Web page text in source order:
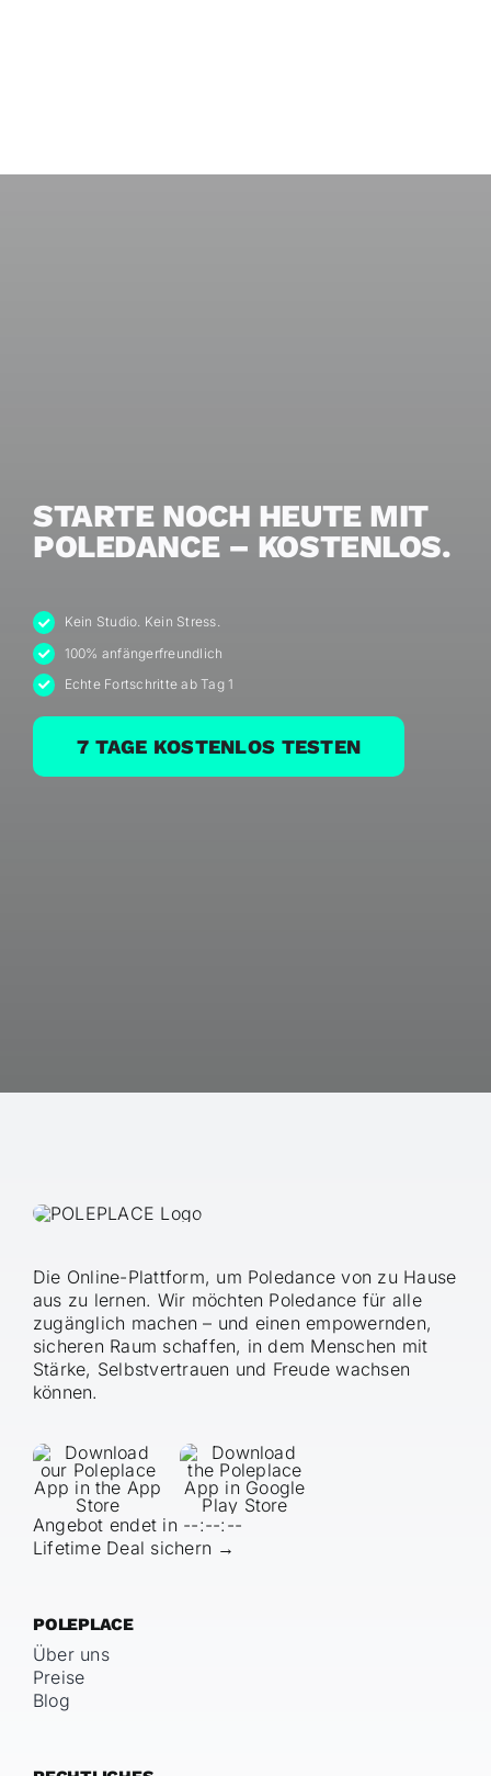
STARTE NOCH HEUTE MIT
POLEDANCE – KOSTENLOS.
Kein Studio. Kein Stress.
100% anfängerfreundlich
Echte Fortschritte ab Tag 1
7 TAGE KOSTENLOS TESTEN
Die Online-Plattform, um Poledance von zu Hause
aus zu lernen. Wir möchten Poledance für alle
zugänglich machen – und einen empowernden,
sicheren Raum schaffen, in dem Menschen mit
Stärke, Selbstvertrauen und Freude wachsen
können.
Angebot endet in --:--:--
Lifetime Deal sichern →
POLEPLACE
Über uns
Preise
Blog